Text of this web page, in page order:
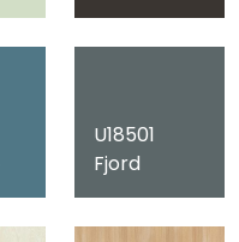
U18501
Fjord